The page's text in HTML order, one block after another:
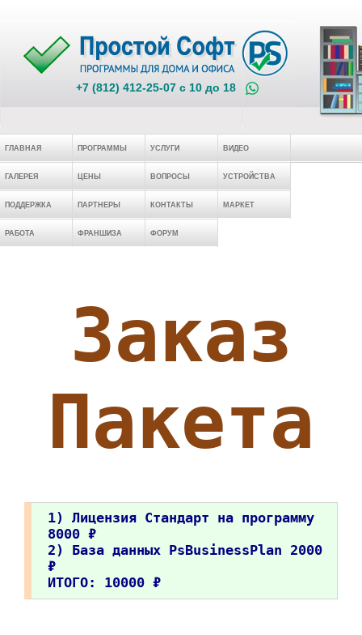
+7 (812) 412-25-07 c 10 до 18
ГЛАВНАЯ ПРОГРАММЫ УСЛУГИ ВИДЕО
ГАЛЕРЕЯ ЦЕНЫ ВОПРОСЫ УСТРОЙСТВА
ПОДДЕРЖКА ПАРТНЕРЫ КОНТАКТЫ МАРКЕТ
РАБОТА ФРАНШИЗА ФОРУМ
Заказ
Пакета
1) Лицензия Стандарт на программу
8000 ₽
2) База данных PsBusinessPlan 2000
₽
ИТОГО: 10000 ₽